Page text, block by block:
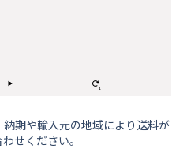
期や輸⼊元の地域により送料が
せください。